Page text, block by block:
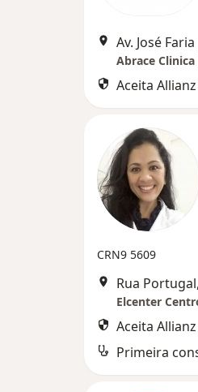
Av. José
Abrace
Aceita Allianz
CRN9 5609
Rua
Elcenter
Aceita Allianz
Primeira